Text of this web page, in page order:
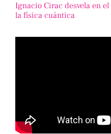
Ignacio Cirac desvela en
la física cuántica